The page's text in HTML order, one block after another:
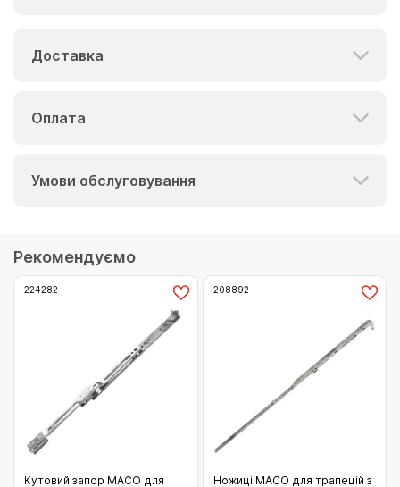
Доставка
Оплата
Умови обслуговування
Рекомендуємо
224282
Кутовий запор MACO для
208892
Ножиці MACO для трапецій з